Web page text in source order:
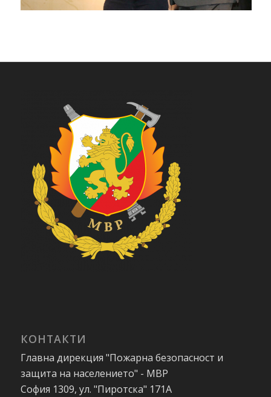
КОНТАКТИ
Главна дирекция "Пожарна безопасност и
защита на населението" - МВР
София 1309, ул. "Пиротска" 171А